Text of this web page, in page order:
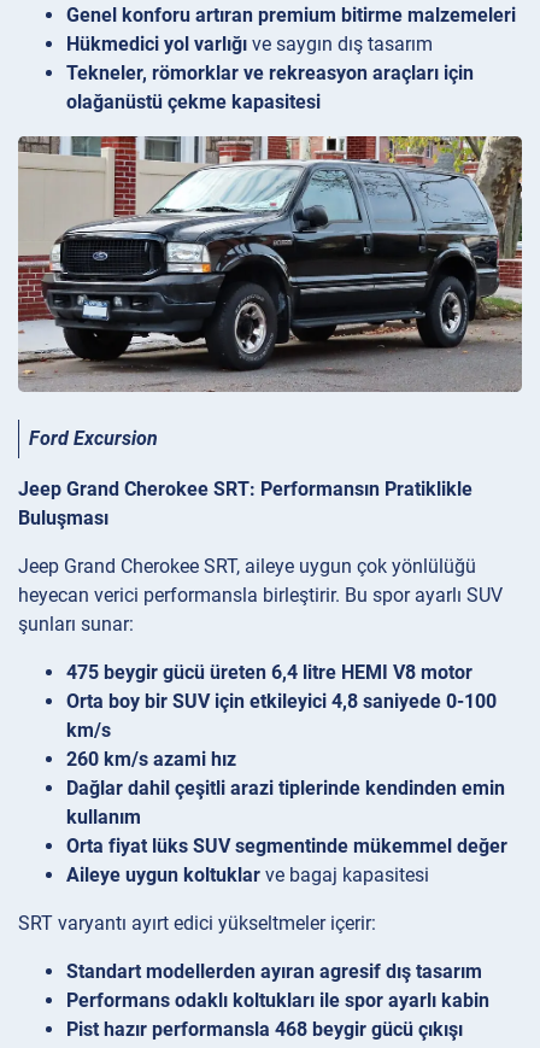
Genel konforu artıran premium bitirme malzemeleri
Hükmedici yol varlığı ve saygın dış tasarım
Tekneler, römorklar ve rekreasyon araçları için
olağanüstü çekme kapasitesi
Ford Excursion
Jeep Grand Cherokee SRT: Performansın Pratiklikle
Buluşması
Jeep Grand Cherokee SRT, aileye uygun çok yönlülüğü
heyecan verici performansla birleştirir. Bu spor ayarlı SUV
şunları sunar:
475 beygir gücü üreten 6,4 litre HEMI V8 motor
Orta boy bir SUV için etkileyici 4,8 saniyede 0-100
km/s
260 km/s azami hız
Dağlar dahil çeşitli arazi tiplerinde kendinden emin
kullanım
Orta fiyat lüks SUV segmentinde mükemmel değer
Aileye uygun koltuklar ve bagaj kapasitesi
SRT varyantı ayırt edici yükseltmeler içerir:
Standart modellerden ayıran agresif dış tasarım
Performans odaklı koltukları ile spor ayarlı kabin
Pist hazır performansla 468 beygir gücü çıkışı